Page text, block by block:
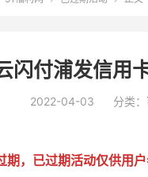
闪付浦发信用
2022-04-03 分类：
期，已过期活动仅供用